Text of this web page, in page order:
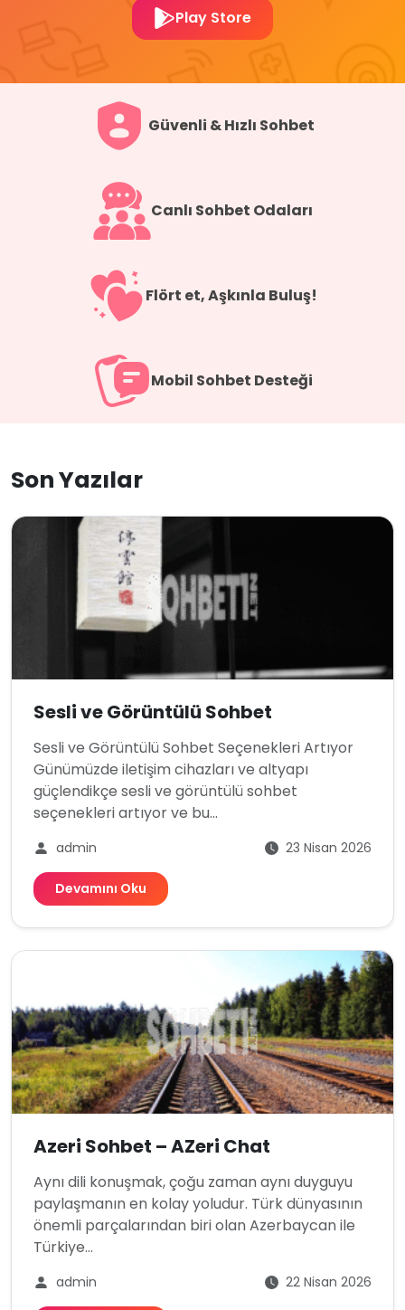
Play Store
Güvenli & Hızlı Sohbet
Canlı Sohbet Odaları
Flört et, Aşkınla Buluş!
Mobil Sohbet Desteği
Son Yazılar
Sesli ve Görüntülü Sohbet
Sesli ve Görüntülü Sohbet Seçenekleri Artıyor
Günümüzde iletişim cihazları ve altyapı
güçlendikçe sesli ve görüntülü sohbet
seçenekleri artıyor ve bu...
admin 23 Nisan 2026
Devamını Oku
Azeri Sohbet – AZeri Chat
Aynı dili konuşmak, çoğu zaman aynı duyguyu
paylaşmanın en kolay yoludur. Türk dünyasının
önemli parçalarından biri olan Azerbaycan ile
Türkiye...
admin 22 Nisan 2026